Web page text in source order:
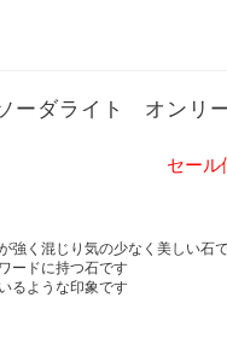
ーダライト オンリ
セール
強く混じり気の少なく美しい石
ードに持つ石です
るような印象です